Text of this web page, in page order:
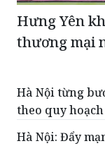
Hưng Yên
thương mại
Hà Nội từng
theo quy hoạch
Hà Nội: Đẩy